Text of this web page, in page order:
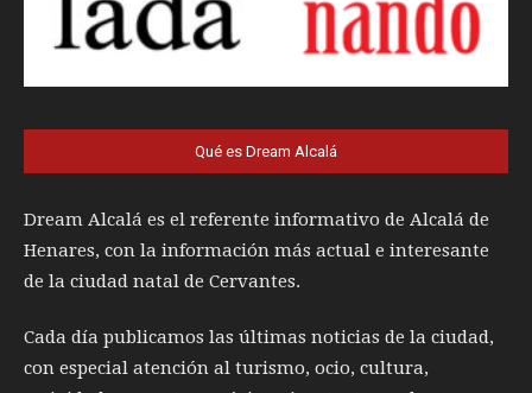
Qué es Dream Alcalá
Dream Alcalá es el referente informativo de Alcalá de
Henares, con la información más actual e interesante
de la ciudad natal de Cervantes.
Cada día publicamos las últimas noticias de la ciudad,
con especial atención al turismo, ocio, cultura,